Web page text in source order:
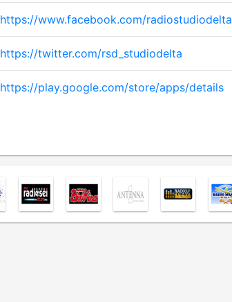
https://www.facebook.com/radiostudiodelta
https://twitter.com/rsd_studiodelta
https://play.google.com/store/apps/details